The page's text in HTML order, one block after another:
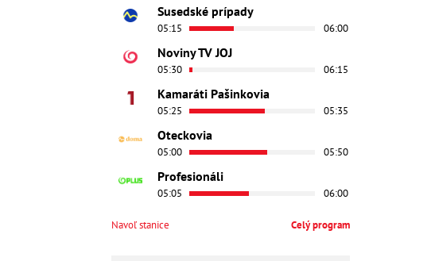
Susedské prípady
05:15 06:00
Noviny TV JOJ
05:30 06:15
Kamaráti Pašinkovia
05:25 05:35
Oteckovia
05:00 05:50
Profesionáli
05:05 06:00
Navoľ stanice Celý program